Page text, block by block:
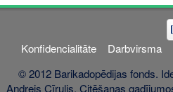
Konfidencialitāte
Darbvirsma
© 2012 Barikadopēdijas fonds.
Andrejs Cīrulis. Citēšanas